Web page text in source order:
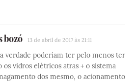
bozó 13 de abril de 2017 às 21:11
verdade poderiam ter pelo menos ter
os vidros elétricos atras + o sistema
dos mesmo, o acionamento